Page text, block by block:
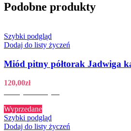
Podobne produkty
Szybki podgląd
Dodaj do listy życzeń
Miód pitny półtorak Jadwiga
120,00zł
Wyprzedane
Szybki podgląd
Dodaj do listy życzeń